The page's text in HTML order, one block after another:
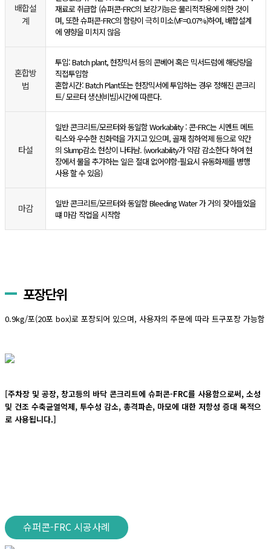
배합설
계
재료로 취급합 (슈퍼콘-FRC의 보강기능은 물리적작용에 의한 것이
며, 또한 슈퍼콘-FRC의 함량이 극히 미소(VF=0.07%)하여, 배합설계
에 영향을 미치지 않음
혼합방
법
투입: Batch plant, 현장믹서 등의 콘베어 혹은 믹서드럼에 해당량을
직접투입함
혼합시간: Batch Plant또는 현장믹서에 투입하는 경우 정해진 콘크리
트/ 모르터 생산(비빔)시간에 따른다.
타설
일반 콘크리트/모르터와 동일함 Workability : 콘-FRC는 시멘트 메트
릭스와 우수한 친화력을 가지고 있으며, 골재 침하억제 등으로 약간
의 Slump감소 현상이 나타남. (workability가 약감 감소한다 하여 현
장에서 물을 추가하는 일은 절대 없어야함-필요시 유동화제를 병행
사용 할 수 있음)
마감
일반 콘크리트/모르터와 동일함 Bleeding Water 가 거의 잦아들었을
떄 마감 작업을 시작함
포장단위
0.9kg/포(20포 box)로 포장되어 있으며, 사용자의 주문에 따라 트구포장 가능함
[주차장 및 공장, 창고등의 바닥 콘크리트에 슈퍼콘-FRC를 사용함으로써, 소성
및 건조 수축균열억제, 투수성 감소, 총격파손, 마모에 대한 저항성 증대 목적으
로 사용됩니다.]
슈퍼콘-FRC 시공사례